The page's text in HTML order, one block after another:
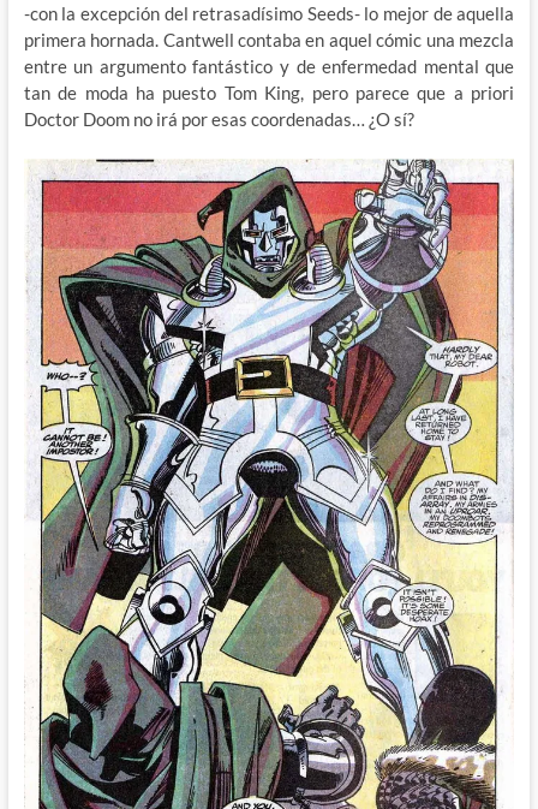
-con la excepción del retrasadísimo Seeds- lo mejor de aquella
primera hornada. Cantwell contaba en aquel cómic una mezcla
entre un argumento fantástico y de enfermedad mental que
tan de moda ha puesto Tom King, pero parece que a priori
Doctor Doom no irá por esas coordenadas… ¿O sí?